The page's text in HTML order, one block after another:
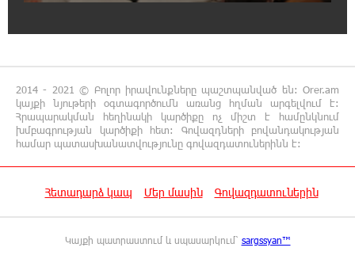
18:51:59 7-08-2026
«ՀայաՔվեի» անդամները ևս
Վաղարշապատի դատարանի բակում են`
հաջակցություն Հայ առաքելական եկեղեցու և նրա
Օգոստոսի 7-ը ասորի ժողովրդի
2014 - 2021 © Բոլոր իրավունքները պաշտպանված են: Orer.am
կայքի նյութերի օգտագործումն առանց հղման արգելվում է:
Հրապարակման հեղինակի կարծիքը ոչ միշտ է համընկնում
խմբագրության կարծիքի հետ: Գովազդների բովանդակության
համար պատասխանատվությունը գովազդատուներինն է:
Հետադարձ կապ Մեր մասին Գովազդատուներին
Կայքի պատրաստում և սպասարկում՝ sargssyan™